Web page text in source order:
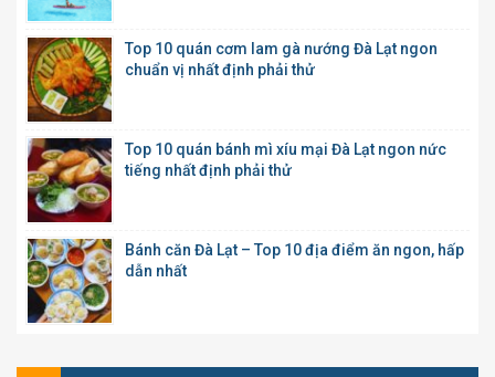
Top 10 quán cơm lam gà nướng Đà Lạt ngon
chuẩn vị nhất định phải thử
Top 10 quán bánh mì xíu mại Đà Lạt ngon nức
tiếng nhất định phải thử
Bánh căn Đà Lạt – Top 10 địa điểm ăn ngon, hấp
dẫn nhất